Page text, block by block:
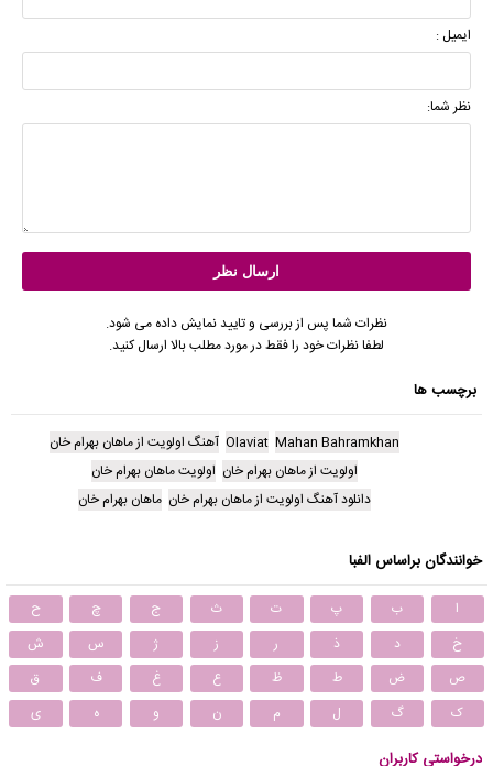
ایمیل :
نظر شما:
نظرات شما پس از بررسی و تایید نمایش داده می شود.
لطفا نظرات خود را فقط در مورد مطلب بالا ارسال کنید.
برچسب ها
Mahan Bahramkhan
Olaviat آهنگ اولویت از ماهان بهرام خان
اولویت از ماهان بهرام خان اولویت ماهان بهرام خان
دانلود آهنگ اولویت از ماهان بهرام خان ماهان بهرام خان
خوانندگان براساس الفبا
ا ب پ ت ث ج چ
ح
خ
د ذ ر ز ژ س
ش
ص
ض ط ظ ع غ ف
ق
ک
گ ل م ن و ه ی
درخواستی کاربران